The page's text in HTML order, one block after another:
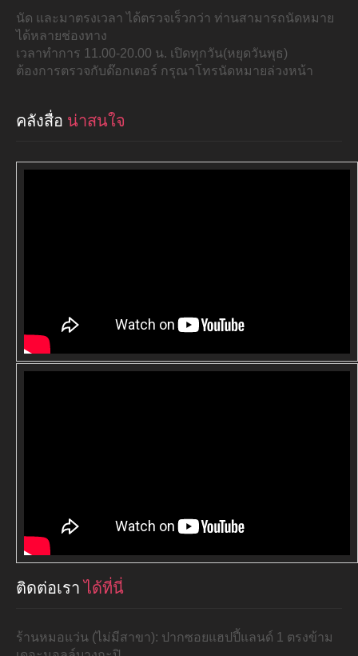
นัด และมาตรงเวลา ได้ตรวจเร็วกว่า ท่านสามารถนัดหมาย
ได้หลายช่องทาง
เวลาทำการ 11.00-20.00 น. เปิดทุกวัน(หยุดวันพุธ)
ต้องการตรวจกับด๊อกเตอร์ กรุณาโทรนัดหมายล่วงหน้า
คลังสื่อ น่าสนใจ
ติดต่อเราได้ที่นี่
ร้านหมอแว่น (ไม่มีสาขา): ปากซอยแฮปปี้แลนด์ 1 ตรงข้าม